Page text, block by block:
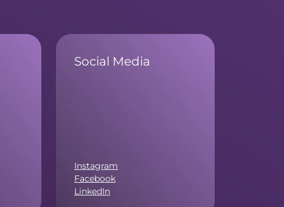
Social Media
Instagram
Facebook
LinkedIn